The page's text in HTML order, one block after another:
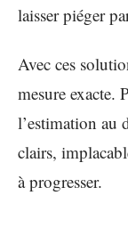
laisser piéger
Avec ces
mesure exacte.
l’estimation au
clairs,
à progresser.